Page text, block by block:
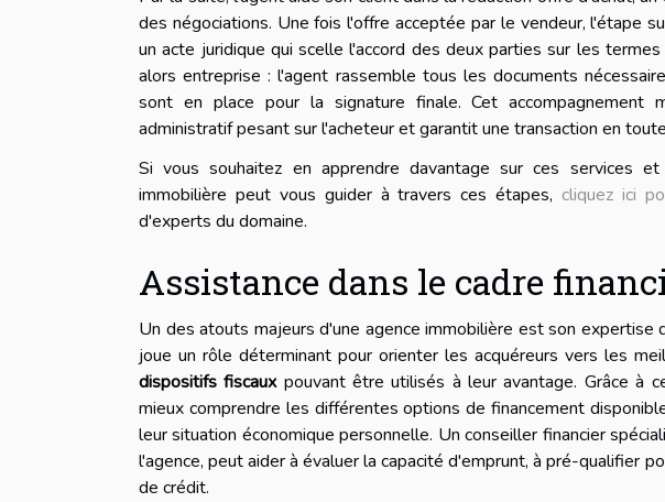
des négociations. Une fois l'offre acceptée par le vendeur, l'étape
un acte juridique qui scelle l'accord des deux parties sur les
alors entreprise : l'agent rassemble tous les documents
sont en place pour la signature finale. Cet accompagnement
administratif pesant sur l'acheteur et garantit une transaction en
Si vous souhaitez en apprendre davantage sur ces services
immobilière peut vous guider à travers ces étapes, cliquez ici
d'experts du domaine.
Assistance dans le cadre
Un des atouts majeurs d'une agence immobilière est son expertise
joue un rôle déterminant pour orienter les acquéreurs vers les
dispositifs fiscauxpouvant être utilisés à leur avantage. Grâce à
mieux comprendre les différentes options de financement
leur situation économique personnelle. Un conseiller financier
l'agence, peut aider à évaluer la capacité d'emprunt, à pré-qualifier
de crédit.